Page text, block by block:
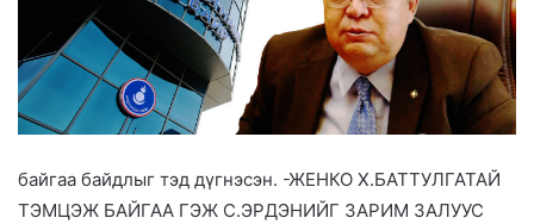
байгаа байдлыг тэд дүгнэсэн. -ЖЕНКО Х.БАТТУЛГАТАЙ
ТЭМЦЭЖ БАЙГАА ГЭЖ С.ЭРДЭНИЙГ ЗАРИМ ЗАЛУУС